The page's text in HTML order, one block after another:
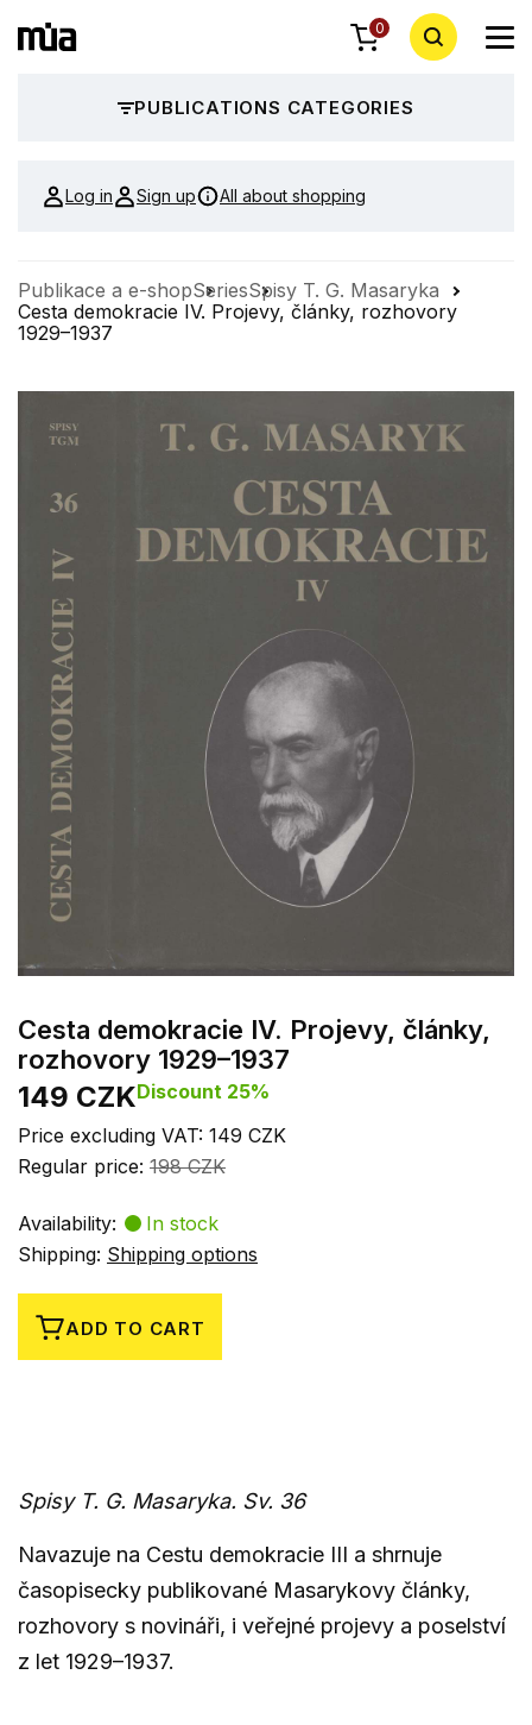
0
PUBLICATIONS CATEGORIES
Log in Sign up All about shopping
Publikace a e-shopSeriesSpisy T. G. Masaryka
Cesta demokracie IV. Projevy, články, rozhovory
1929–1937
Cesta demokracie IV. Projevy, články,
rozhovory 1929–1937
149 CZKDiscount 25%
Price excluding VAT: 149 CZK
Regular price: 198 CZK
Availability:
In stock
Shipping: Shipping options
ADD TO CART
Spisy T. G. Masaryka. Sv. 36
Navazuje na Cestu demokracie III a shrnuje
časopisecky publikované Masarykovy články,
rozhovory s novináři, i veřejné projevy a poselství
z let 1929–1937.